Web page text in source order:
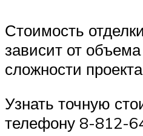
Стоимость
зависит от
сложности
Узнать точную
телефону 8-812-